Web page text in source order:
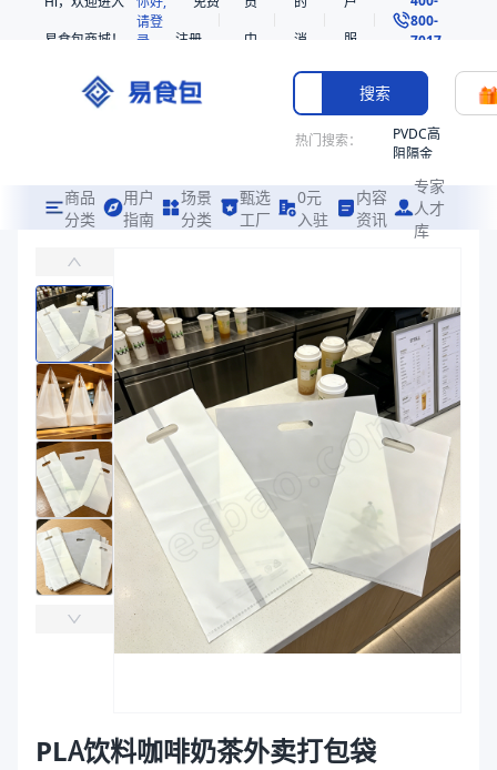
易食包商城！
请登
录
注册
中
消
息
服
务
800-
7017
搜索
热门搜索：
PVDC高
阻隔金
共挤热
收缩袋
收缩袋
221340
221360
烤箱袋
221330
SE53
商品
分类
用户
指南
场景
分类
甄选
工厂
0元
入驻
内容
资讯
专家
人才
库
易食包（EPAK）专注于PLA饮料咖啡奶茶外卖打包袋包装，提供详尽
价格：在线询价
商品参数
商品分类
打包袋
产品特性
支持定制
产品特性
支持定制
商品图片
PLA饮料咖啡奶茶外卖打包袋